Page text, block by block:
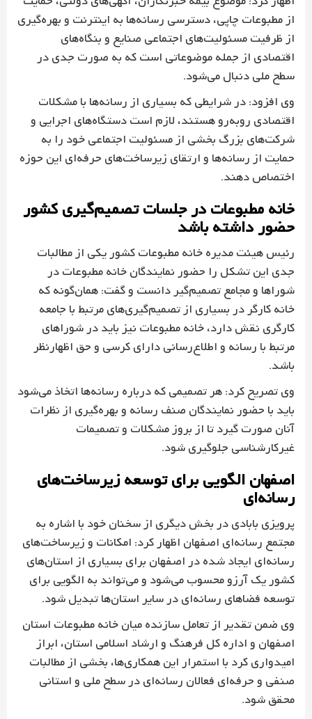
از مطبوعات چاپی، دسترسی رسانه‌ها به اینترنت و بهره‌گیری
از ظرفیت مسئولیت‌های اجتماعی صنایع و بنگاه‌های
اقتصادی از جمله موضوعاتی است که به صورت جدی در
سطح ملی دنبال می‌شود.
وی افزود: در شرایطی که بسیاری از رسانه‌ها با مشکلات
اقتصادی روبه‌رو هستند، لازم است دستگاه‌های اجرایی و
شرکت‌های بزرگ بخشی از مسئولیت اجتماعی خود را به
حمایت از رسانه‌ها و ارتقای زیرساخت‌های حرفه‌ای این حوزه
اختصاص دهند.
خانه مطبوعات در جلسات تصمیم‌گیری کشور
حضور داشته باشد
رئیس هیئت مدیره خانه مطبوعات کشور یکی از مطالبات
جدی این تشکل را حضور نمایندگان خانه مطبوعات در
شوراها و مجامع تصمیم‌گیر دانست و گفت: همان‌گونه که
خانه کارگر در بسیاری از تصمیم‌گیری‌های مرتبط با جامعه
کارگری نقش دارد، خانه مطبوعات نیز باید در شوراهای
مرتبط با رسانه و اطلاع‌رسانی دارای کرسی و حق اظهارنظر
باشد.
وی تصریح کرد: هر تصمیمی که درباره رسانه‌ها اتخاذ می‌شود
باید با حضور نمایندگان صنف رسانه و بهره‌گیری از نظرات
آنان صورت گیرد تا از بروز مشکلات و تصمیمات
غیرکارشناسی جلوگیری شود.
اصفهان الگویی برای توسعه زیرساخت‌های
رسانه‌ای
پرویزی بابادی در بخش دیگری از سخنان خود با اشاره به
مجتمع رسانه‌ای اصفهان اظهار کرد: امکانات و زیرساخت‌های
رسانه‌ای ایجاد شده در اصفهان برای بسیاری از استان‌های
کشور یک آرزو محسوب می‌شود و می‌تواند به الگویی برای
توسعه فضاهای رسانه‌ای در سایر استان‌ها تبدیل شود.
وی ضمن تقدیر از تعامل سازنده میان خانه مطبوعات استان
اصفهان و اداره کل فرهنگ و ارشاد اسلامی استان، ابراز
امیدواری کرد با استمرار این همکاری‌ها، بخشی از مطالبات
صنفی و حرفه‌ای فعالان رسانه‌ای در سطح ملی و استانی
محقق شود.